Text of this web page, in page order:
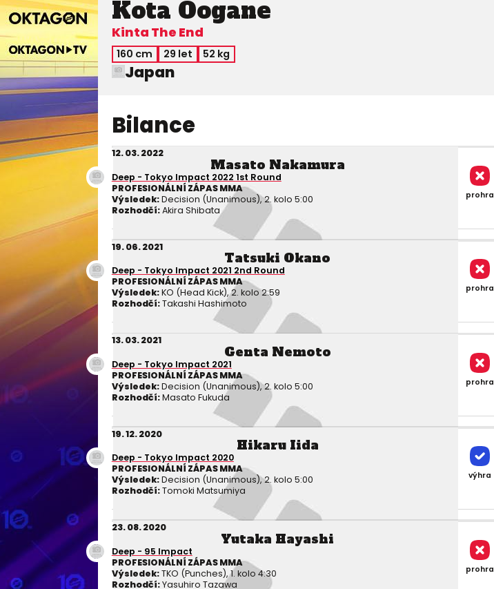
Kota Oogane
Kinta The End
160 cm 29 let 52 kg
Japan
Bilance
12. 03. 2022
Masato Nakamura
Deep - Tokyo Impact 2022 1st Round
PROFESIONÁLNÍ ZÁPAS MMA
Výsledek:Decision (Unanimous), 2. kolo 5:00
Rozhodčí:Akira Shibata
prohra
19. 06. 2021
Tatsuki Okano
Deep - Tokyo Impact 2021 2nd Round
PROFESIONÁLNÍ ZÁPAS MMA
Výsledek:KO (Head Kick), 2. kolo 2:59
Rozhodčí:Takashi Hashimoto
prohra
13. 03. 2021
Genta Nemoto
Deep - Tokyo Impact 2021
PROFESIONÁLNÍ ZÁPAS MMA
Výsledek:Decision (Unanimous), 2. kolo 5:00
Rozhodčí:Masato Fukuda
prohra
19. 12. 2020
Hikaru Iida
Deep - Tokyo Impact 2020
PROFESIONÁLNÍ ZÁPAS MMA
Výsledek:Decision (Unanimous), 2. kolo 5:00
Rozhodčí:Tomoki Matsumiya
výhra
23. 08. 2020
Yutaka Hayashi
Deep - 95 Impact
PROFESIONÁLNÍ ZÁPAS MMA
Výsledek:TKO (Punches), 1. kolo 4:30
Rozhodčí:Yasuhiro Tazawa
prohra